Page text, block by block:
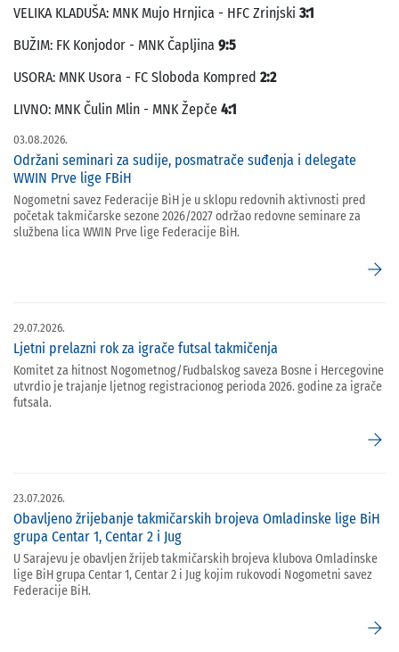
VELIKA KLADUŠA: MNK Mujo Hrnjica - HFC Zrinjski 3:1
BUŽIM: FK Konjodor - MNK Čapljina 9:5
USORA: MNK Usora - FC Sloboda Kompred 2:2
LIVNO: MNK Čulin Mlin - MNK Žepče 4:1
03.08.2026.
Održani seminari za sudije, posmatrače suđenja i delegate
WWIN Prve lige FBiH
Nogometni savez Federacije BiH je u sklopu redovnih aktivnosti pred
početak takmičarske sezone 2026/2027 održao redovne seminare za
službena lica WWIN Prve lige Federacije BiH.
arrow_forward
29.07.2026.
Ljetni prelazni rok za igrače futsal takmičenja
Komitet za hitnost Nogometnog/Fudbalskog saveza Bosne i Hercegovine
utvrdio je trajanje ljetnog registracionog perioda 2026. godine za igrače
futsala.
arrow_forward
23.07.2026.
Obavljeno žrijebanje takmičarskih brojeva Omladinske lige BiH
grupa Centar 1, Centar 2 i Jug
U Sarajevu je obavljen žrijeb takmičarskih brojeva klubova Omladinske
lige BiH grupa Centar 1, Centar 2 i Jug kojim rukovodi Nogometni savez
Federacije BiH.
arrow_forward